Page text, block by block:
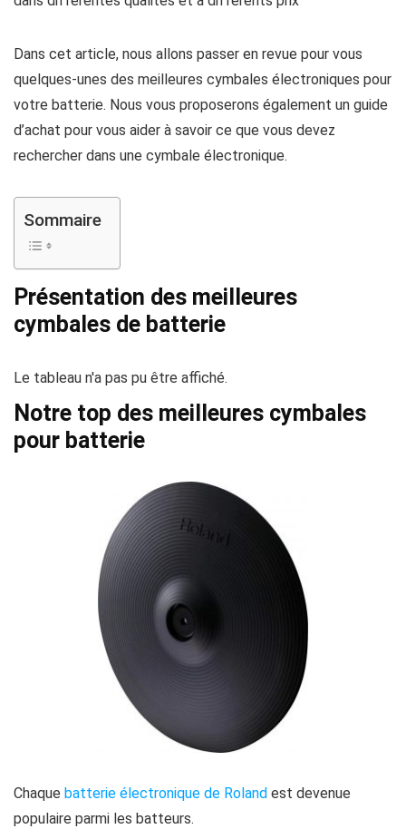
Dans cet article, nous allons passer en revue pour vous
quelques-unes des meilleures cymbales électroniques pour
votre batterie. Nous vous proposerons également un guide
d’achat pour vous aider à savoir ce que vous devez
rechercher dans une cymbale électronique.
Sommaire
Présentation des meilleures
cymbales de batterie
Le tableau n'a pas pu être affiché.
Notre top des meilleures cymbales
pour batterie
Chaque batterie électronique de Roland est devenue
populaire parmi les batteurs.